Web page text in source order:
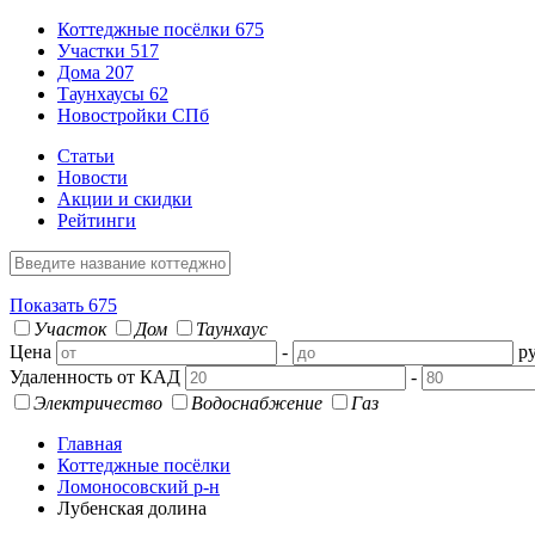
Коттеджные посёлки 675
Участки 517
Дома 207
Таунхаусы 62
Новостройки СПб
Статьи
Новости
Акции и скидки
Рейтинги
Показать 675
Участок
Дом
Таунхаус
Цена
-
Удаленность от КАД
-
Электричество
Водоснабжение
Газ
Главная
Коттеджные посёлки
Ломоносовский р-н
Лубенская долина